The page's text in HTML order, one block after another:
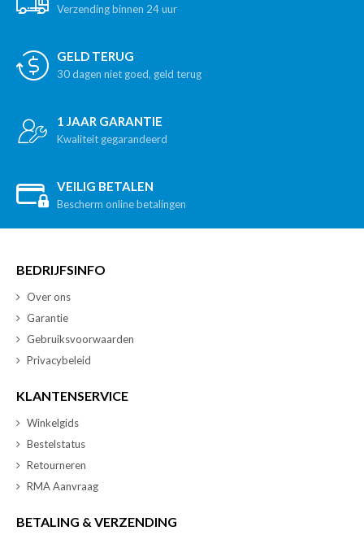
Verzending binnen 24 uur
GELD TERUG
30 dagen niet goed, geld terug
1 JAAR GARANTIE
Kwaliteit gegarandeerd
VEILIG BETALEN
Bescherm online betalingen
BEDRIJFSINFO
Over ons
Garantie
Gebruiksvoorwaarden
Privacybeleid
KLANTENSERVICE
Winkelgids
Bestelstatus
Retourneren
RMA Aanvraag
BETALING & VERZENDING